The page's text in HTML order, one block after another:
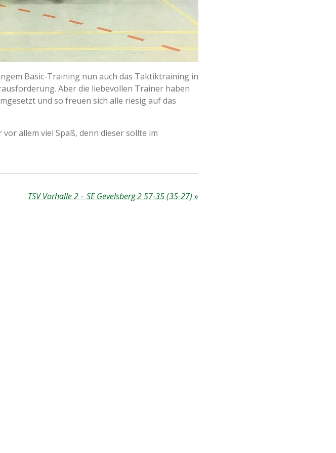
Basic-Training nun auch das Taktiktraining in
Aber die liebevollen Trainer haben
und so freuen sich alle riesig auf das
allem viel Spaß, denn dieser sollte im
TSV Vorhalle 2 – SE Gevelsberg 2 57-35 (35-27) »